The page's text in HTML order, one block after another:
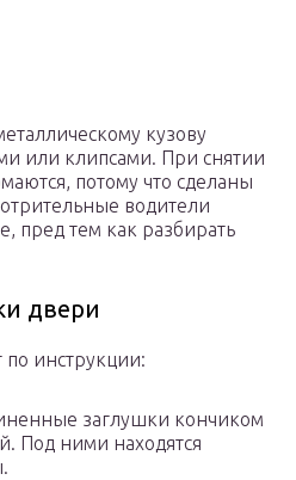
кузову
или клипсами. При снятии
потому что сделаны
водители
пред тем как разбирать
двери
по инструкции:
заглушки кончиком
Под ними находятся